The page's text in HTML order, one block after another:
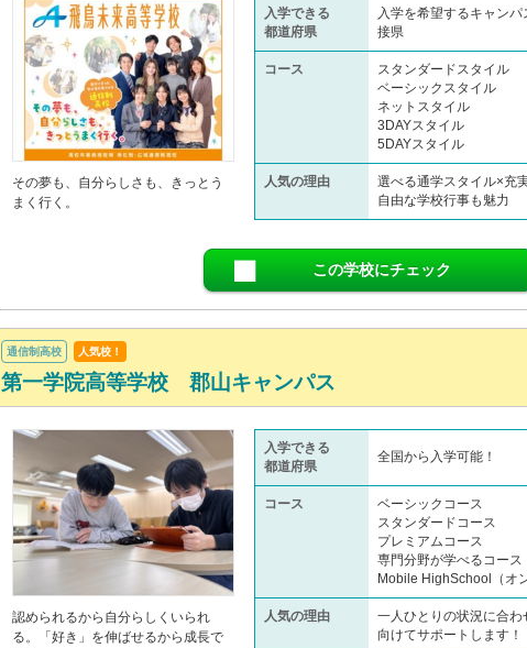
その夢も、自分らしさも、きっとう
まく行く。
入学できる
都道府県
入学を希望するキャン
接県
コース
スタンダードスタイル
ベーシックスタイル
ネットスタイル
3DAYスタイル
5DAYスタイル
人気の理由
選べる通学スタイル×充
自由な学校行事も魅力
この学校にチェック
通信制高校 人気校！
第一学院高等学校 郡山キャンパス
認められるから自分らしくいられ
る。「好き」を伸ばせるから成長で
入学できる
都道府県
全国から入学可能！
コース
ベーシックコース
スタンダードコース
プレミアムコース
専門分野が学べるコース
Mobile HighSchool（オ
人気の理由
一人ひとりの状況に合
向けてサポートします！